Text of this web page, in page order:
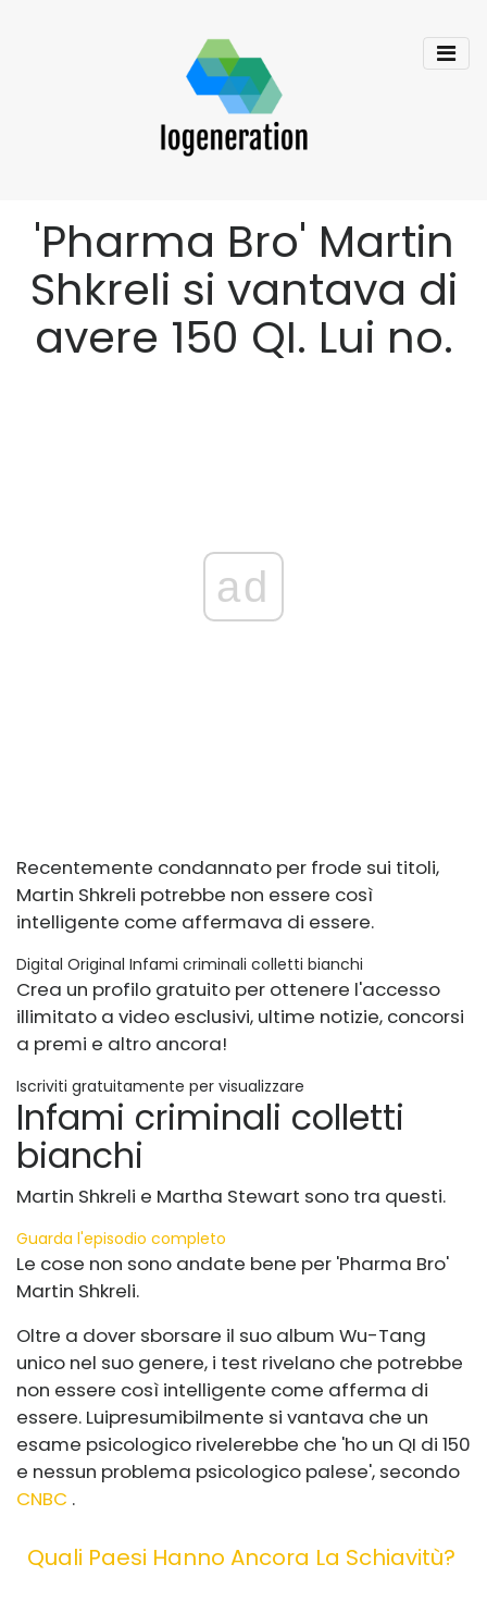
'Pharma Bro' Martin
Shkreli si vantava di
avere 150 QI. Lui no.
ad
Recentemente condannato per frode sui titoli,
Martin Shkreli potrebbe non essere così
intelligente come affermava di essere.
Digital Original Infami criminali colletti bianchi
Crea un profilo gratuito per ottenere l'accesso
illimitato a video esclusivi, ultime notizie, concorsi
a premi e altro ancora!
Iscriviti gratuitamente per visualizzare
Infami criminali colletti
bianchi
Martin Shkreli e Martha Stewart sono tra questi.
Guarda l'episodio completo
Le cose non sono andate bene per 'Pharma Bro'
Martin Shkreli.
Oltre a dover sborsare il suo album Wu-Tang
unico nel suo genere, i test rivelano che potrebbe
non essere così intelligente come afferma di
essere. Luipresumibilmente si vantava che un
esame psicologico rivelerebbe che 'ho un QI di 150
e nessun problema psicologico palese', secondo
CNBC .
Quali Paesi Hanno Ancora La Schiavitù?